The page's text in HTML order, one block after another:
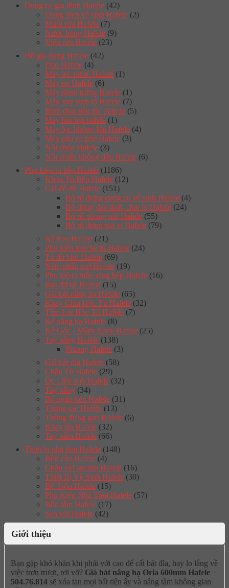
Dụng cụ gia đình Hafele (42)
Dung dịch vệ sinh Hafele (2)
Muối rửa Hafele (7)
Nước bóng Hafele (9)
Viên rửa Hafele (23)
Đồ gia dụng Hafele (42)
Dao Hafele (4)
Máy lọc nước Hafele (1)
Máy ép Hafele (6)
Máy đánh trứng Hafele (1)
Máy xay sinh tố Hafele (7)
Bình đun siêu tốc Hafele (5)
Máy hút bụi hafele (1)
Máy lọc không khí Hafele (4)
Máy pha cà phê Hafele (3)
Nồi chảo Hafele (3)
Nồi chiên không dầu Hafele (6)
Phụ kiện tủ bếp Hafele (1186)
Khóa Tủ Bếp Hafele (12)
Giá để đồ Hafele (151)
Bộ rổ đựng dụng cụ vệ sinh Hafele (4)
Bộ đựng dao thớt, chai lọ Hafele (24)
Bộ rổ xoong nồi Hafele (55)
Bộ rổ đựng gia vị Hafele (79)
Kệ treo Hafele (21)
Phụ kiện treo kệ tủ Hafele (24)
Tủ đồ khô Hafele (69)
Nêm nhấn mở Hafele (19)
Phụ kiện chiếu sáng bếp Hafele (16)
Bas đỡ kệ Hafele (15)
Giá bát nâng hạ Hafele (65)
Khay Chia Hộc Tủ Hafele (32)
Tấm Lót Hộc Tủ Hafele (7)
Kệ nâng hạ Hafele (8)
Kệ Góc - Mâm Xoay Hafele (25)
Tay nâng Hafele (138)
Pittong Hafele (3)
Giá bát đĩa Hafele (58)
Chân Tủ Hafele (29)
Ốc Liên Kết Hafele (32)
Tay nâng (34)
Bộ ngăn kéo Hafele (31)
Thùng rác Hafele (13)
Thùng đựng gạo Hafele (6)
Khay úp Hafele (32)
Tay nắm Hafele (66)
Thiết bị nhà tắm Hafele (148)
Bồn cầu Hafele (4)
Chậu vòi lavabo Hafele (16)
Thiết Bị Vệ Sinh Hafele (30)
Bộ Trộn Hafele (15)
Phụ Kiện Nhà Tắm Hafele (57)
Bồn tắm Hafele (17)
Sen vòi Hafele (42)
Giới thiệu
Bạn gặp khó khăn khi phải với cao để cất bát đĩa, hay lo lắng về
việc trơn trượt, rơi vỡ? Giá bát nâng hạ Oria 600mm Hafele
504.76.814 sẽ xóa tan mọi bất tiện ấy và nâng tầm không gian